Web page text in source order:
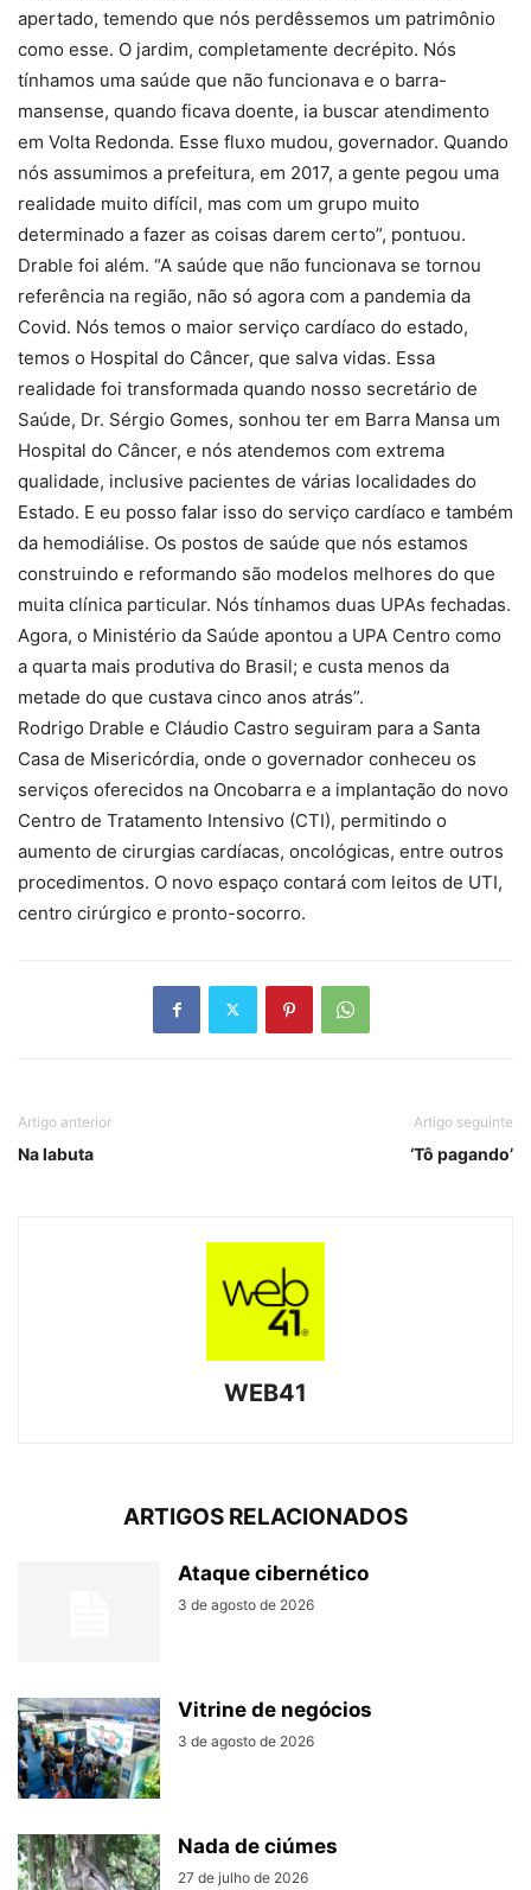
apertado, temendo que nós perdêssemos um patrimônio
como esse. O jardim, completamente decrépito. Nós
tínhamos uma saúde que não funcionava e o barra-
mansense, quando ficava doente, ia buscar atendimento
em Volta Redonda. Esse fluxo mudou, governador. Quando
nós assumimos a prefeitura, em 2017, a gente pegou uma
realidade muito difícil, mas com um grupo muito
determinado a fazer as coisas darem certo”, pontuou.
Drable foi além. “A saúde que não funcionava se tornou
referência na região, não só agora com a pandemia da
Covid. Nós temos o maior serviço cardíaco do estado,
temos o Hospital do Câncer, que salva vidas. Essa
realidade foi transformada quando nosso secretário de
Saúde, Dr. Sérgio Gomes, sonhou ter em Barra Mansa um
Hospital do Câncer, e nós atendemos com extrema
qualidade, inclusive pacientes de várias localidades do
Estado. E eu posso falar isso do serviço cardíaco e também
da hemodiálise. Os postos de saúde que nós estamos
construindo e reformando são modelos melhores do que
muita clínica particular. Nós tínhamos duas UPAs fechadas.
Agora, o Ministério da Saúde apontou a UPA Centro como
a quarta mais produtiva do Brasil; e custa menos da
metade do que custava cinco anos atrás”.
Rodrigo Drable e Cláudio Castro seguiram para a Santa
Casa de Misericórdia, onde o governador conheceu os
serviços oferecidos na Oncobarra e a implantação do novo
Centro de Tratamento Intensivo (CTI), permitindo o
aumento de cirurgias cardíacas, oncológicas, entre outros
procedimentos. O novo espaço contará com leitos de UTI,
centro cirúrgico e pronto-socorro.
Artigo anterior
Na labuta
Artigo seguinte
‘Tô pagando’
WEB41
ARTIGOS RELACIONADOS
Ataque cibernético
3 de agosto de 2026
Vitrine de negócios
3 de agosto de 2026
Nada de ciúmes
27 de julho de 2026